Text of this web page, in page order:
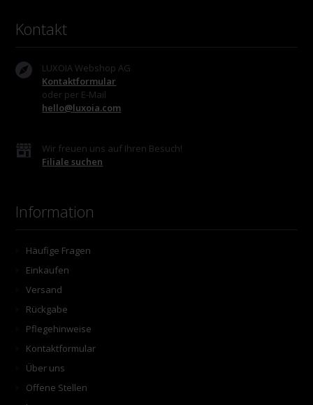
Kontakt
LUXOIA Webshop AG
Kontaktformular
oder per E-Mail
hello@luxoia.com
Wir freuen uns auf Ihren Besuch!
Filiale suchen
Information
Häufige Fragen
Einkaufen
Versand
Rückgabe
Pflegehinweise
Kontaktformular
Über uns
Offene Stellen